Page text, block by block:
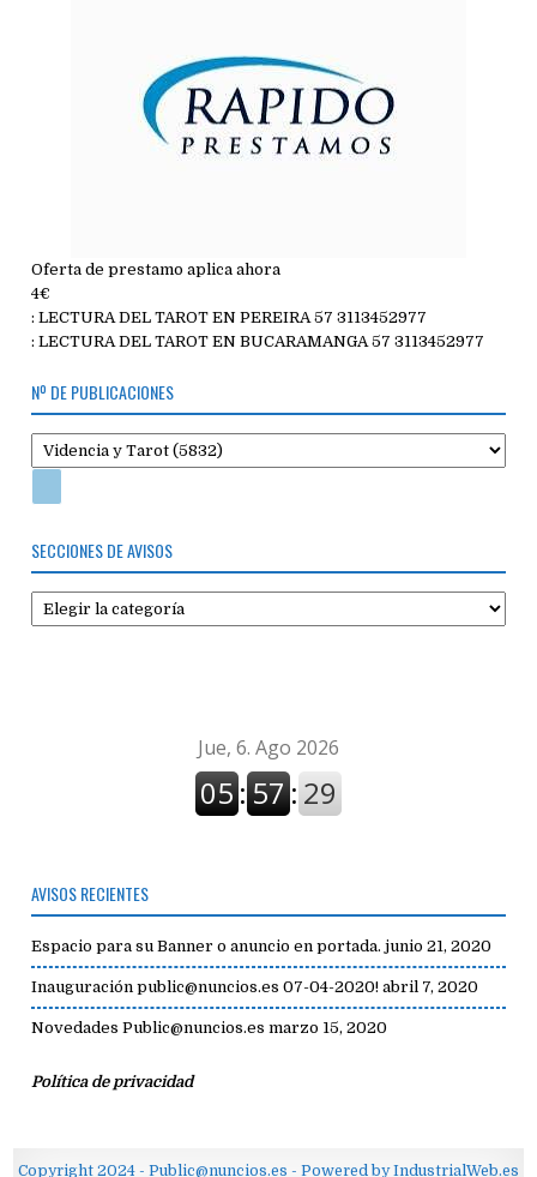
Oferta de prestamo aplica ahora
4€
: LECTURA DEL TAROT EN PEREIRA 57 3113452977
: LECTURA DEL TAROT EN BUCARAMANGA 57 3113452977
Nº DE PUBLICACIONES
SECCIONES DE AVISOS
Secciones
de
AVISOS RECIENTES
Espacio para su Banner o anuncio en portada. junio 21, 2020
Inauguración public@nuncios.es 07-04-2020! abril 7, 2020
Novedades Public@nuncios.es marzo 15, 2020
Política de privacidad
Copyright 2024 - Public@nuncios.es - Powered by IndustrialWeb.es